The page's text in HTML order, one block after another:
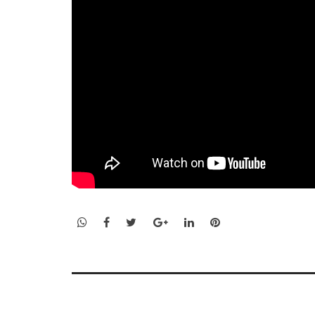
WhatsApp
Facebook
TwitterGoogle+LinkedInPinterest